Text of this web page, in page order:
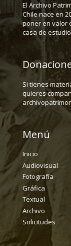
El Archivo
Chile nace en
poner en valor
casa de
Si tienes
quieres
Menú
Inicio
Audiovisual
Fotografía
Gráfica
Textual
Archivo
Solicitudes